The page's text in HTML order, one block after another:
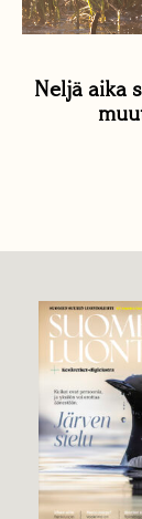
Neljä aika